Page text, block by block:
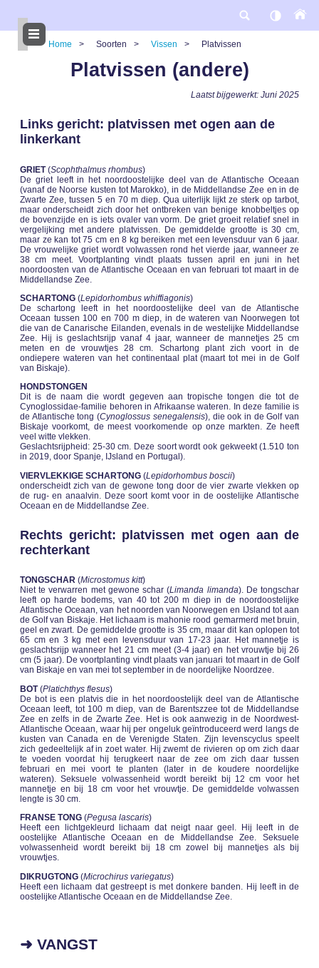
inhoud
Kruimelpad
Home Soorten Vissen Platvissen
Platvissen (andere)
Laatst bijgewerkt: Juni 2025
Links gericht: platvissen met ogen aan de
linkerkant
GRIET(Scophthalmus rhombus)
De griet leeft in het noordoostelijke deel van de Atlantische Oceaan
(vanaf de Noorse kusten tot Marokko), in de Middellandse Zee en in de
Zwarte Zee, tussen 5 en 70 m diep. Qua uiterlijk lijkt ze sterk op tarbot,
maar onderscheidt zich door het ontbreken van benige knobbeltjes op
de bovenzijde en is iets ovaler van vorm. De griet groeit relatief snel in
vergelijking met andere platvissen. De gemiddelde grootte is 30 cm,
maar ze kan tot 75 cm en 8 kg bereiken met een levensduur van 6 jaar.
De vrouwelijke griet wordt volwassen rond het vierde jaar, wanneer ze
38 cm meet. Voortplanting vindt plaats tussen april en juni in het
noordoosten van de Atlantische Oceaan en van februari tot maart in de
Middellandse Zee.
SCHARTONG (Lepidorhombus whiffiagonis)
De schartong leeft in het noordoostelijke deel van de Atlantische
Oceaan tussen 100 en 700 m diep, in de wateren van Noorwegen tot
die van de Canarische Eilanden, evenals in de westelijke Middellandse
Zee. Hij is geslachtsrijp vanaf 4 jaar, wanneer de mannetjes 25 cm
meten en de vrouwtjes 28 cm. Schartong plant zich voort in de
ondiepere wateren van het continentaal plat (maart tot mei in de Golf
van Biskaje).
HONDSTONGEN
Dit is de naam die wordt gegeven aan tropische tongen die tot de
Cynoglossidae-familie behoren in Afrikaanse wateren. In deze familie is
de Atlantische tong (Cynoglossus senegalensis), die ook in de Golf van
Biskaje voorkomt, de meest voorkomende op onze markten. Ze heeft
veel witte vlekken.
Geslachtsrijpheid: 25-30 cm. Deze soort wordt ook gekweekt (1.510 ton
in 2019, door Spanje, IJsland en Portugal).
VIERVLEKKIGE SCHARTONG (Lepidorhombus boscii)
onderscheidt zich van de gewone tong door de vier zwarte vlekken op
de rug- en anaalvin. Deze soort komt voor in de oostelijke Atlantische
Oceaan en de Middellandse Zee.
Rechts gericht: platvissen met ogen aan de
rechterkant
TONGSCHAR (Microstomus kitt)
Niet te verwarren met gewone schar (Limanda limanda). De tongschar
leeft op harde bodems, van 40 tot 200 m diep in de noordoostelijke
Atlantische Oceaan, van het noorden van Noorwegen en IJsland tot aan
de Golf van Biskaje. Het lichaam is mahonie rood gemarmerd met bruin,
geel en zwart. De gemiddelde grootte is 35 cm, maar dit kan oplopen tot
65 cm en 3 kg met een levensduur van 17-23 jaar. Het mannetje is
geslachtsrijp wanneer het 21 cm meet (3-4 jaar) en het vrouwtje bij 26
cm (5 jaar). De voortplanting vindt plaats van januari tot maart in de Golf
van Biskaje en van mei tot september in de noordelijke Noordzee.
BOT(Platichthys flesus)
De bot is een platvis die in het noordoostelijk deel van de Atlantische
Oceaan leeft, tot 100 m diep, van de Barentszzee tot de Middellandse
Zee en zelfs in de Zwarte Zee. Het is ook aanwezig in de Noordwest-
Atlantische Oceaan, waar hij per ongeluk geïntroduceerd werd langs de
kusten van Canada en de Verenigde Staten. Zijn levenscyclus speelt
zich gedeeltelijk af in zoet water. Hij zwemt de rivieren op om zich daar
te voeden voordat hij terugkeert naar de zee om zich daar tussen
februari en mei voort te planten (later in de koudere noordelijke
wateren). Seksuele volwassenheid wordt bereikt bij 12 cm voor het
mannetje en bij 18 cm voor het vrouwtje. De gemiddelde volwassen
lengte is 30 cm.
FRANSE TONG (Pegusa lascaris)
Heeft een lichtgekleurd lichaam dat neigt naar geel. Hij leeft in de
oostelijke Atlantische Oceaan en de Middellandse Zee. Seksuele
volwassenheid wordt bereikt bij 18 cm zowel bij mannetjes als bij
vrouwtjes.
DIKRUGTONG (Microchirus variegatus)
Heeft een lichaam dat gestreept is met donkere banden. Hij leeft in de
oostelijke Atlantische Oceaan en de Middellandse Zee.
➜ VANGST